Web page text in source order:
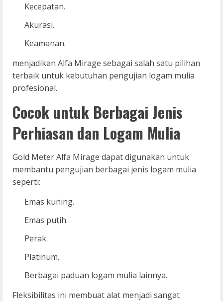
Kecepatan.
Akurasi.
Keamanan.
menjadikan Alfa Mirage sebagai salah satu pilihan
terbaik untuk kebutuhan pengujian logam mulia
profesional.
Cocok untuk Berbagai Jenis
Perhiasan dan Logam Mulia
Gold Meter Alfa Mirage dapat digunakan untuk
membantu pengujian berbagai jenis logam mulia
seperti:
Emas kuning.
Emas putih.
Perak.
Platinum.
Berbagai paduan logam mulia lainnya.
Fleksibilitas ini membuat alat menjadi sangat